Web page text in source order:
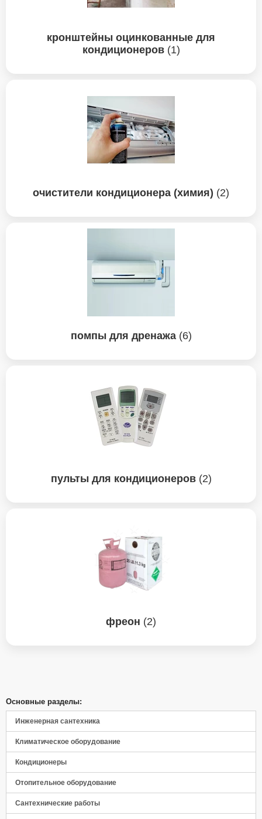
кронштейны оцинкованные для
кондиционеров(1)
очистители кондиционера (химия) (2)
помпы для дренажа(6)
пульты для кондиционеров(2)
фреон (2)
Основные разделы:
Инженерная сантехника
Климатическое оборудование
Кондиционеры
Отопительное оборудование
Сантехнические работы